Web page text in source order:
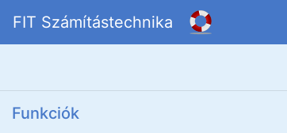
FIT Számítástechnika
Funkciók